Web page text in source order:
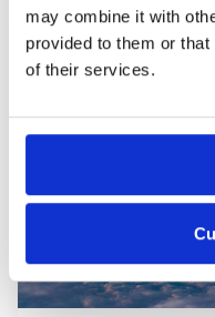
may combine it with
provided to them or
of their services.